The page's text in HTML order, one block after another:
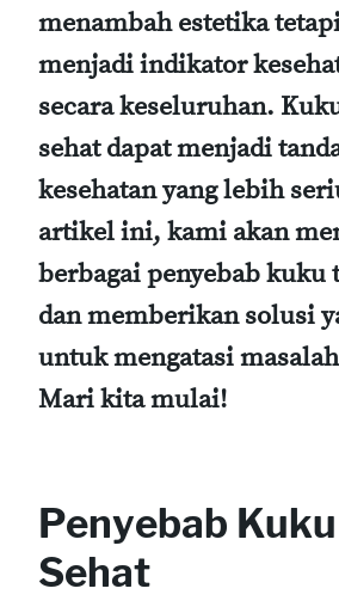
menambah estetika
menjadi indikator
secara keseluruhan.
sehat dapat menjadi
kesehatan yang lebih
artikel ini, kami akan
berbagai penyebab kuku
dan memberikan solusi
untuk mengatasi
Mari kita mulai!
Penyebab
Sehat